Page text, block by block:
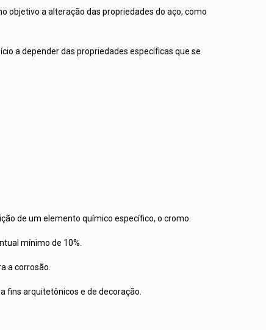
objetivo a alteração das propriedades do aço, como
a depender das propriedades específicas que se
de um elemento químico específico, o cromo.
mínimo de 10%.
a corrosão.
fins arquitetônicos e de decoração.